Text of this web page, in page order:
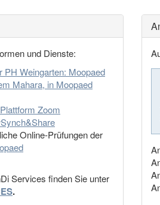
und Dienste:
PH Weingarten: Moopaed
Mahara, in Moopaed
Zoom
Online-Prüfungen der
Services finden Sie unter
.